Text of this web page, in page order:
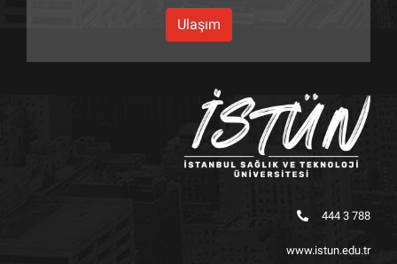
Ulaşım
444 3 788
www.istun.edu.tr